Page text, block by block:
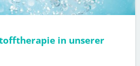
in unserer